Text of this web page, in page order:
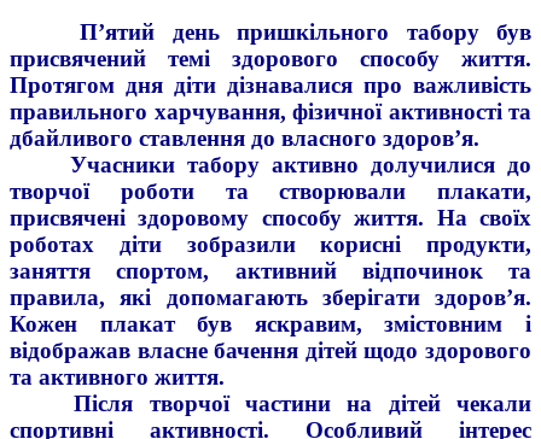
П’ятий день пришкільного табору був
присвячений темі здорового способу життя.
Протягом дня діти дізнавалися про важливість
правильного харчування, фізичної активності та
дбайливого ставлення до власного здоров’я.
Учасники табору активно долучилися до
творчої роботи та створювали плакати,
присвячені здоровому способу життя. На своїх
роботах діти зобразили корисні продукти,
заняття спортом, активний відпочинок та
правила, які допомагають зберігати здоров’я.
Кожен плакат був яскравим, змістовним і
відображав власне бачення дітей щодо здорового
та активного життя.
Після творчої частини на дітей чекали
спортивні активності. Особливий інтерес